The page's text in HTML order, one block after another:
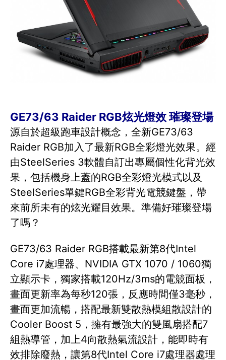
GE73/63 Raider RGB炫光燈效 璀璨登場
源自於超級跑車設計概念，全新GE73/63
Raider RGB加入了最新RGB全彩燈光效果。經
由SteelSeries 3軟體自訂出專屬個性化背光效
果，包括機身上蓋的RGB全彩燈光模式以及
SteelSeries單鍵RGB全彩背光電競鍵盤，帶
來前所未有的炫光耀目效果。準備好璀璨登場
了嗎？
GE73/63 Raider RGB搭載最新第8代Intel
Core i7處理器、NVIDIA GTX 1070 / 1060獨
立顯示卡，獨家搭載120Hz/3ms的電競面板，
畫面更新率為每秒120張，反應時間僅3毫秒，
畫面更加流暢，搭配最新雙散熱模組散設計的
Cooler Boost 5，擁有最強大的雙風扇搭配7
組熱導管，加上4向散熱氣流設計，能即時有
效排除廢熱，讓第8代Intel Core i7處理器處理